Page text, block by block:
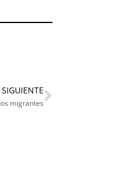
SIGUIENTE
migrantes